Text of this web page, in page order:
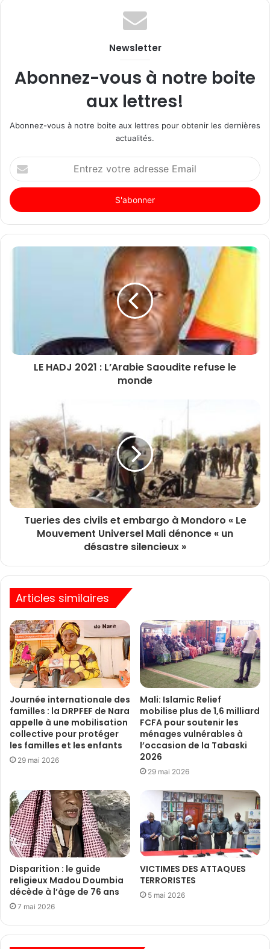
Newsletter
Abonnez-vous à notre boite
aux lettres!
Abonnez-vous à notre boite aux lettres pour obtenir les dernières
actualités.
Entrez
votre
adresse
Email
LE HADJ 2021 : L’Arabie Saoudite refuse le
monde
Tueries des civils et embargo à Mondoro « Le
Mouvement Universel Mali dénonce « un
désastre silencieux »
Articles similaires
Journée internationale des
familles : la DRPFEF de Nara
appelle à une mobilisation
collective pour protéger
les familles et les enfants
29 mai 2026
Mali: Islamic Relief
mobilise plus de 1,6 milliard
FCFA pour soutenir les
ménages vulnérables à
l’occasion de la Tabaski
2026
29 mai 2026
Disparition : le guide
religieux Madou Doumbia
décède à l’âge de 76 ans
7 mai 2026
VICTIMES DES ATTAQUES
TERRORISTES
5 mai 2026